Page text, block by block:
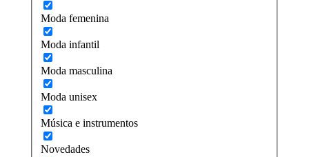
Moda femenina
Moda infantil
Moda masculina
Moda unisex
Música e instrumentos
Novedades